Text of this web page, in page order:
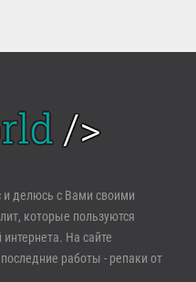
и делюсь с Вами своими
которые пользуются
На сайте
работы - репаки от